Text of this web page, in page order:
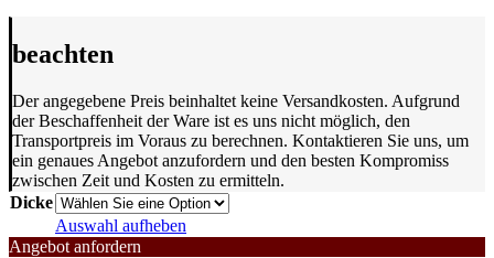
beachten
Der angegebene Preis beinhaltet keine Versandkosten. Aufgrund
der Beschaffenheit der Ware ist es uns nicht möglich, den
Transportpreis im Voraus zu berechnen. Kontaktieren Sie uns, um
ein genaues Angebot anzufordern und den besten Kompromiss
zwischen Zeit und Kosten zu ermitteln.
Dicke
Auswahl aufheben
Angebot anfordern